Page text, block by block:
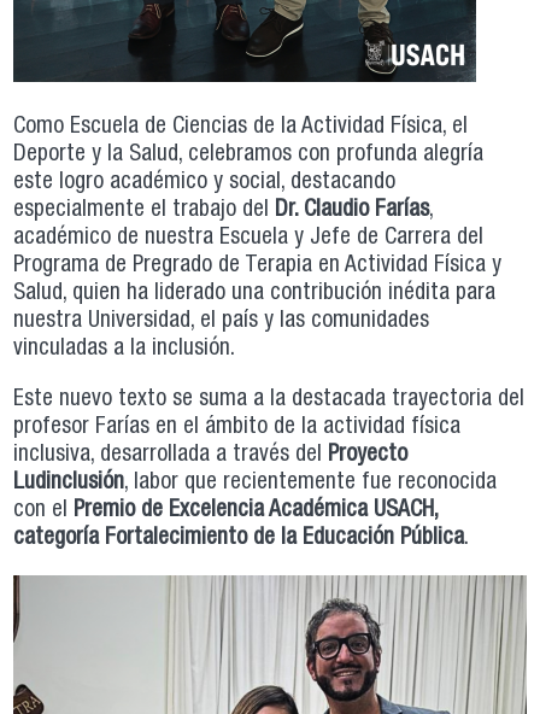
Como Escuela de Ciencias de la Actividad Física, el
Deporte y la Salud, celebramos con profunda alegría
este logro académico y social, destacando
especialmente el trabajo del Dr. Claudio Farías,
académico de nuestra Escuela y Jefe de Carrera del
Programa de Pregrado de Terapia en Actividad Física y
Salud, quien ha liderado una contribución inédita para
nuestra Universidad, el país y las comunidades
vinculadas a la inclusión.
Este nuevo texto se suma a la destacada trayectoria del
profesor Farías en el ámbito de la actividad física
inclusiva, desarrollada a través del Proyecto
Ludinclusión, labor que recientemente fue reconocida
con el Premio de Excelencia Académica USACH,
categoría Fortalecimiento de la Educación Pública.